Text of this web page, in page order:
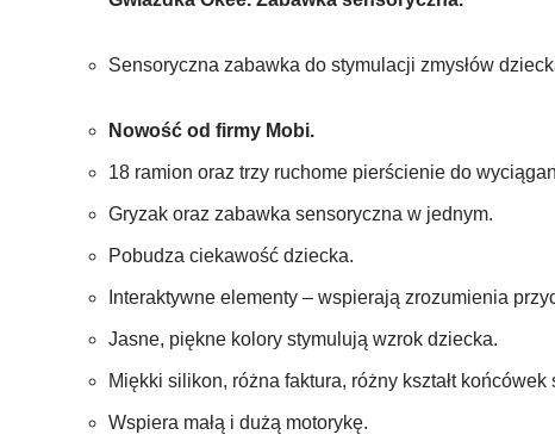
Sensoryczna zabawka do stymulacji zmysłów
Nowość od firmy Mobi.
18 ramion oraz trzy ruchome pierścienie do
Gryzak oraz zabawka sensoryczna w jednym.
Pobudza ciekawość dziecka.
Interaktywne elementy – wspierają zrozumienia
Jasne, piękne kolory stymulują wzrok dziecka.
Miękki silikon, różna faktura, różny kształt końcówek
Wspiera małą i dużą motorykę.